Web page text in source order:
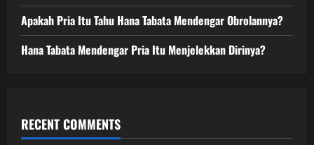
Apakah Pria Itu Tahu Hana Tabata Mendengar Obrolannya?
Hana Tabata Mendengar Pria Itu Menjelekkan Dirinya?
RECENT COMMENTS